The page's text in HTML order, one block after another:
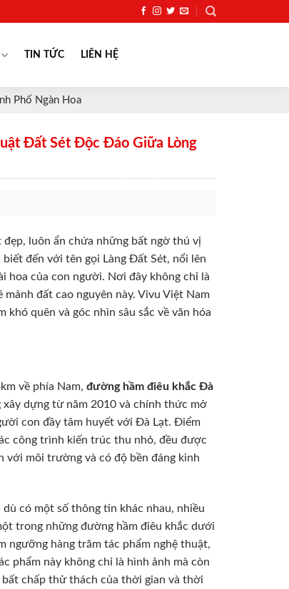
TIN TỨC LIÊN HỆ
Phố Ngàn Hoa
Đất Sét Độc Đáo Giữa Lòng
luôn ẩn chứa những bất ngờ thú vị
biết đến với tên gọi Làng Đất Sét, nổi lên
hoa của con người. Nơi đây không chỉ là
đất cao nguyên này. Vivu Việt Nam
quên và góc nhìn sâu sắc về văn hóa
về phía Nam, đường hầm điêu khắc Đà
dựng từ năm 2010 và chính thức mở
con đầy tâm huyết với Đà Lạt. Điểm
công trình kiến trúc thu nhỏ, đều được
với môi trường và có độ bền đáng kinh
có một số thông tin khác nhau, nhiều
trong những đường hầm điêu khắc dưới
ngưỡng hàng trăm tác phẩm nghệ thuật,
phẩm này không chỉ là hình ảnh mà còn
chấp thử thách của thời gian và thời